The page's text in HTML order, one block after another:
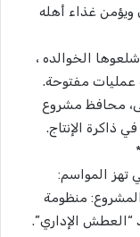
ويؤمن غذاء أهله
الخوالده ،
عمليات مفتوحة.
محافظ مشروع
ذاكرة الإنتاج.
تهز المواسم:
المشروع: منظومة
“العطش الإداري”.